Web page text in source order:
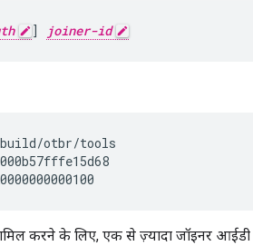
] joiner-id
otbr/tools
करने के लिए, एक से ज़्यादा जॉइनर